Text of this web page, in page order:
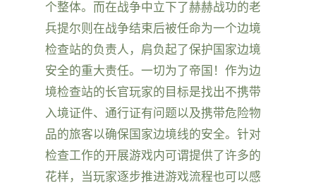
个整体。而在战争中立下了赫赫战功的老
兵提尔则在战争结束后被任命为一个边境
检查站的负责人，肩负起了保护国家边境
安全的重大责任。一切为了帝国！作为边
境检查站的长官玩家的目标是找出不携带
入境证件、通行证有问题以及携带危险物
品的旅客以确保国家边境线的安全。针对
检查工作的开展游戏内可谓提供了许多的
花样，当玩家逐步推进游戏流程也可以感